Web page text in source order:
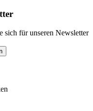
sich für unseren Newsletter